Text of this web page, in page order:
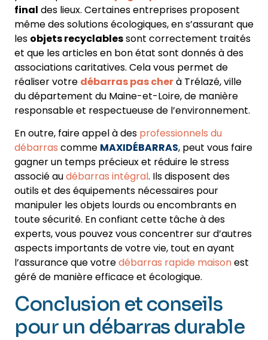
final des lieux. Certaines entreprises proposent
même des solutions écologiques, en s’assurant que
les objets recyclablessont correctement traités
et que les articles en bon état sont donnés à des
associations caritatives. Cela vous permet de
réaliser votre débarras pas cherà Trélazé, ville
du département du Maine-et-Loire, de manière
responsable et respectueuse de l’environnement.
En outre, faire appel à des professionnels du
débarras comme MAXIDÉBARRAS, peut vous faire
gagner un temps précieux et réduire le stress
associé audébarras intégral. Ils disposent des
outils et des équipements nécessaires pour
manipuler les objets lourds ou encombrants en
toute sécurité. En confiant cette tâche à des
experts, vous pouvez vous concentrer sur d’autres
aspects importants de votre vie, tout en ayant
l’assurance que votredébarras rapide maisonest
géré de manière efficace et écologique.
Conclusion et conseils
pour un débarras durable